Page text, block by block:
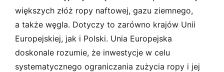
większych złóż ropy naftowej, gazu ziemnego,
a także węgla. Dotyczy to zarówno krajów Unii
Europejskiej, jak i Polski. Unia Europejska
doskonale rozumie, że inwestycje w celu
systematycznego ograniczania zużycia ropy i jej